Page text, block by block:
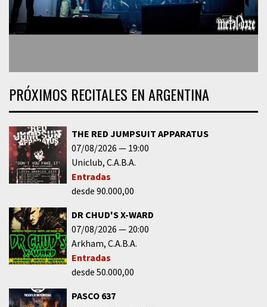
PRÓXIMOS RECITALES EN ARGENTINA
THE RED JUMPSUIT APPARATUS
07/08/2026
19:00
Uniclub C.A.B.A.
Entradas
desde 90.000,00
DR CHUD'S X-WARD
07/08/2026
20:00
Arkham C.A.B.A.
Entradas
desde 50.000,00
PASCO 637